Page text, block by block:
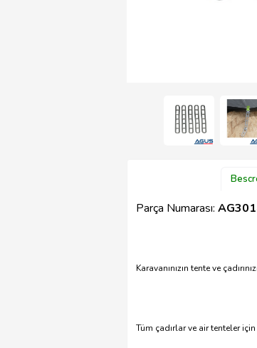
Parça Numarası:
Karavanınızın tente ve
Tüm çadırlar ve air tenteler